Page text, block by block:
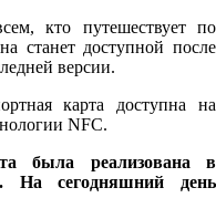
кто путешествует по
станет доступной после
версии.
карта доступна на
NFC.
была реализована в
На сегодняшний день